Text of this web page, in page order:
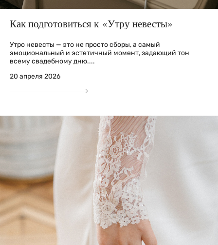
Как подготовиться к «Утру невесты»
Утро невесты — это не просто сборы, а самый
эмоциональный и эстетичный момент, задающий тон
всему свадебному дню....
20 апреля 2026